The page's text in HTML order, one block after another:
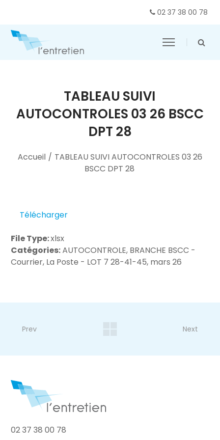
02 37 38 00 78
TABLEAU SUIVI
AUTOCONTROLES 03 26 BSCC
DPT 28
Accueil / TABLEAU SUIVI AUTOCONTROLES 03 26
BSCC DPT 28
Télécharger
File Type:xlsx
Catégories:AUTOCONTROLE, BRANCHE BSCC -
Courrier, La Poste - LOT 7 28-41-45, mars 26
Prev Next
02 37 38 00 78